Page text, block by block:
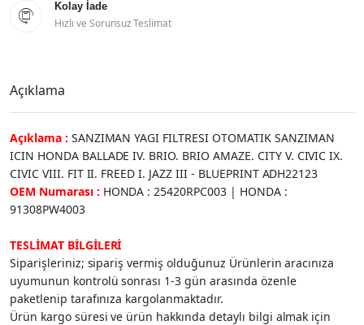

Kolay İade
Hızlı ve Sorunsuz Teslimat
Açıklama
Açıklama : SANZIMAN YAGI FILTRESI OTOMATIK SANZIMAN
ICIN HONDA BALLADE IV. BRIO. BRIO AMAZE. CITY V. CIVIC IX.
CIVIC VIII. FIT II. FREED I. JAZZ III - BLUEPRINT ADH22123
OEM Numarası : HONDA : 25420RPC003 | HONDA :
91308PW4003
TESLİMAT BİLGİLERİ
Siparişleriniz; sipariş vermiş olduğunuz Ürünlerin aracınıza
uyumunun kontrolü sonrası 1-3 gün arasında özenle
paketlenip tarafınıza kargolanmaktadır.
Ürün kargo süresi ve ürün hakkında detaylı bilgi almak için